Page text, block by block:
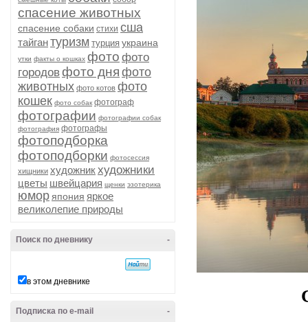
спасение животных
спасение собаки стихи сша
тайгантуризм турция украина
утки факты о кошках фото фото
городовфото дня фото
животных фото котов фото
кошек фото собак фотограф
фотографии фотографии собак
фотография фотографы
фотоподборка
фотоподборки фотосессия
хищники художникхудожники
цветы швейцария щенки эзотерика
юмор япония яркое
великолепие природы
-
Поиск по дневнику
в этом дневнике
-
Подписка по e-mail